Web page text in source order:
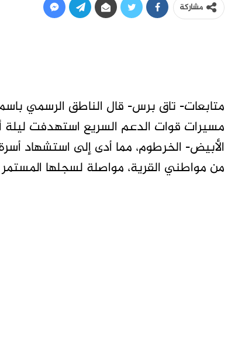
مشاركة
متابعات- تاق برس- قال الناطق الرسمي
مسيرات قوات الدعم السريع استهدفت ليلة
الأبيض- الخرطوم، مما أدى إلى استشهاد
من مواطني القرية، مواصلة لسجلها